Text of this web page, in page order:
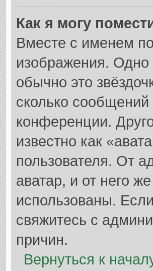
Как я могу
Вместе с именем
изображения. Одно
обычно это
сколько
конференции.
известно как
пользователя. От
аватар, и от него
использованы.
свяжитесь с
причин.
Вернуться к